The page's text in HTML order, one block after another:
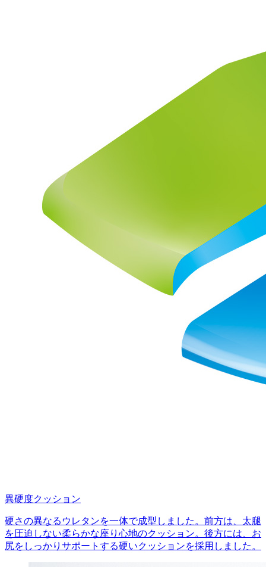
異硬度クッション
硬さの異なるウレタンを一体で成型しました。前方は、太腿
を圧迫しない柔らかな座り心地のクッション。後方には、お
尻をしっかりサポートする硬いクッションを採用しました。